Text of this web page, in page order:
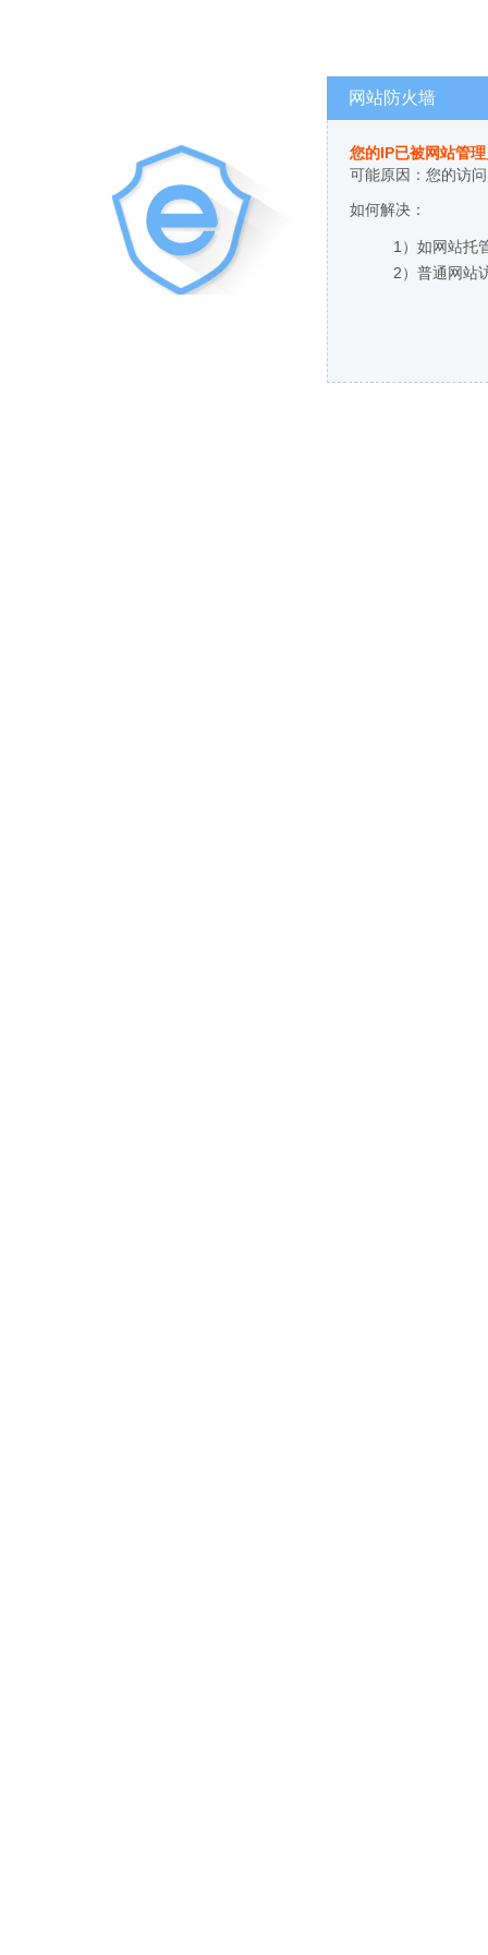
网站防火墙
您的IP已被网站管
可能原因：您的访
如何解决：
1）如网站托
2）普通网站